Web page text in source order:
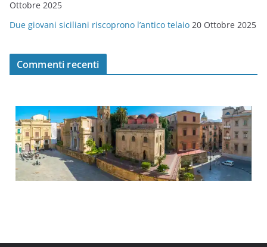
Ottobre 2025
Due giovani siciliani riscoprono l’antico telaio 20 Ottobre 2025
Commenti recenti